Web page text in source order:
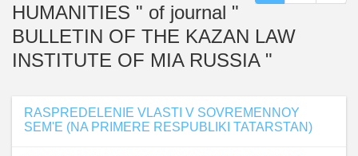
HUMANITIES " of journal "
BULLETIN OF THE KAZAN LAW
INSTITUTE OF MIA RUSSIA "
RASPREDELENIE VLASTI V SOVREMENNOY
SEM'E (NA PRIMERE RESPUBLIKI TATARSTAN)